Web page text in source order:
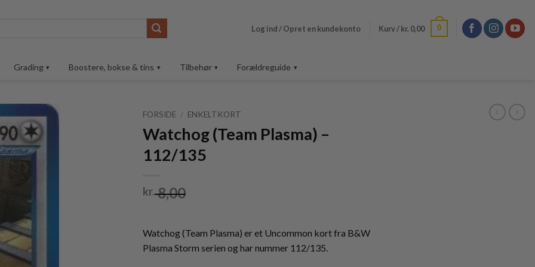
Log ind / Opret en kundekonto Kurv /kr. 0,00 0
Grading Boostere, bokse & tins Tilbehør Forældreguide
Tilføj til
ønskeliste
FORSIDE / ENKELTKORT
Watchog (Team Plasma) –
112/135
kr.8,00
Watchog (Team Plasma) er et Uncommon kort fra B&W
Plasma Storm serien og har nummer 112/135.